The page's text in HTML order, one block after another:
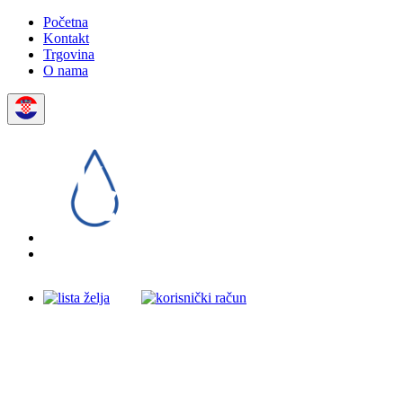
Početna
Kontakt
Trgovina
O nama